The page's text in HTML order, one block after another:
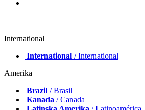
International
International / International
Amerika
Brazil / Brasil
Kanada / Canada